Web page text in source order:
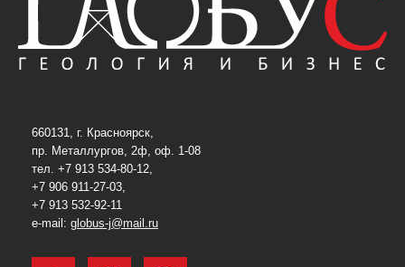
660131, г. Красноярск,
пр. Металлургов, 2ф, оф. 1-08
тел. +7 913 534-80-12,
+7 906 911-27-03,
+7 913 532-92-11
e-mail: globus-j@mail.ru